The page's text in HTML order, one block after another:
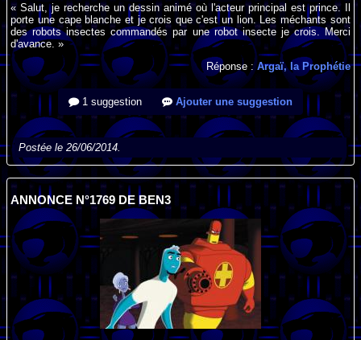
« Salut, je recherche un dessin animé où l'acteur principal est prince. Il
porte une cape blanche et je crois que c'est un lion. Les méchants sont
des robots insectes commandés par une robot insecte je crois. Merci
d'avance. »
Réponse :Argaï, la Prophétie
1 suggestion Ajouter une suggestion
Postée le 26/06/2014.
ANNONCE N°1769 DE BEN3